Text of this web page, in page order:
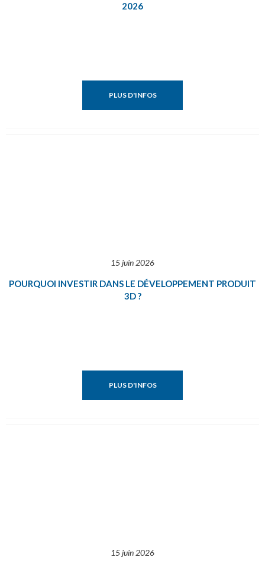
2026
PLUS D'INFOS
15 juin 2026
POURQUOI INVESTIR DANS LE DÉVELOPPEMENT PRODUIT
3D ?
PLUS D'INFOS
15 juin 2026